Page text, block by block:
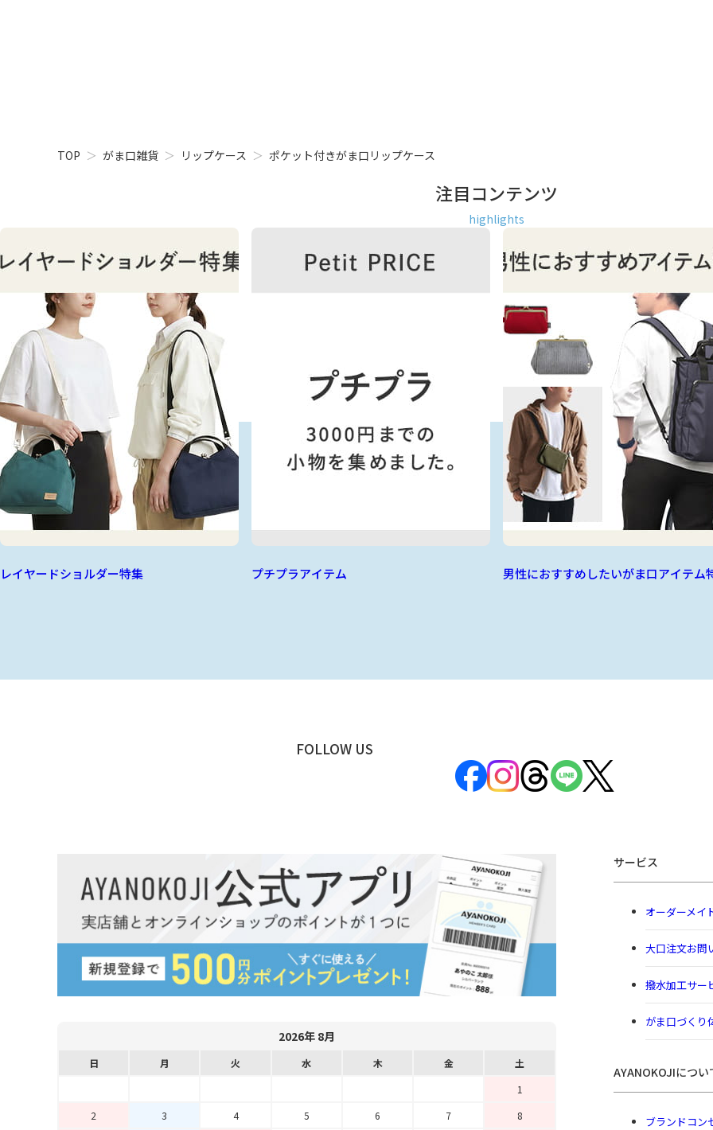
TOP がま口雑貨 リップケース ポケット付きがま口リップケース
注目コンテンツ
highlights
レイヤードショルダー特集 プチプラアイテム 男性におすすめしたいがま口アイテム
FOLLOW US
2026年 8月
日 月 火 水 木 金
土
1
2
3 4 5 6 7
8
サービス
オーダーメイ
大口注文お問
撥水加工サー
がま口づくり
AYANOKOJIについ
ブランドコン